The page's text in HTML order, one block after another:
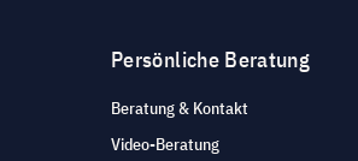
Persönliche Beratung
Beratung & Kontakt
Video-Beratung